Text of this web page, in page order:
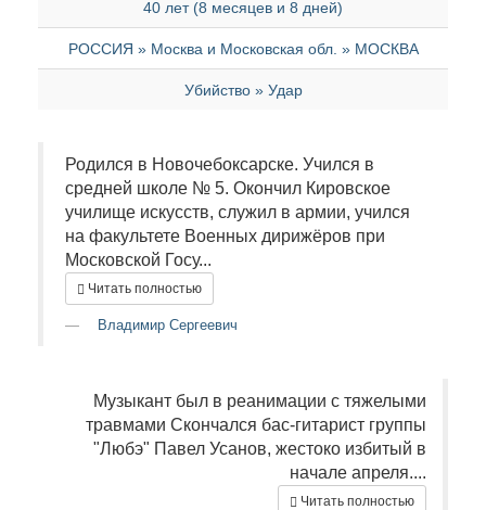
40 лет (8 месяцев и 8 дней)
РОССИЯ » Москва и Московская обл. » МОСКВА
Убийство » Удар
Родился в Новочебоксарске. Учился в
средней школе № 5. Окончил Кировское
училище искусств, служил в армии, учился
на факультете Военных дирижёров при
Московской Госу...
Читать полностью
Владимир Сергеевич
Музыкант был в реанимации с тяжелыми
травмами Скончался бас-гитарист группы
"Любэ" Павел Усанов, жестоко избитый в
начале апреля....
Читать полностью